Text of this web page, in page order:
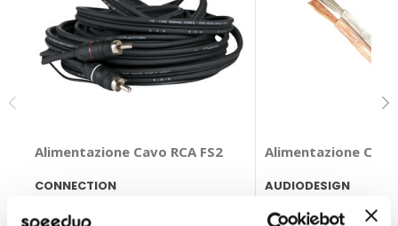
Alimentazione Cavo RCA FS2
CONNECTION
Alimentazione
AUDIODESIGN